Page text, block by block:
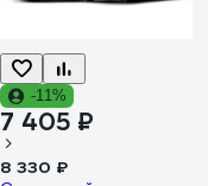
-11%
7 405 ₽
8 330 ₽